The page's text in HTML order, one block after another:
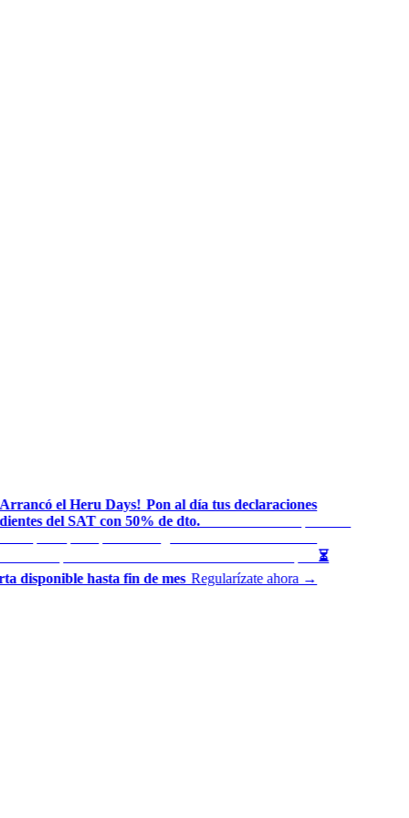
el Heru Days!◆Pon al día tus declaraciones
del SAT con 50% de dto.◆Presentamos tus periodos
⏳
disponible hasta fin de mes◆Regularízate ahora →